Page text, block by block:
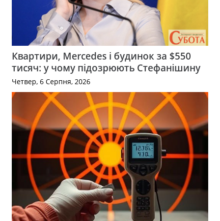
Квартири, Mercedes і будинок за $550
тисяч: у чому підозрюють Стефанішину
Четвер, 6 Серпня, 2026